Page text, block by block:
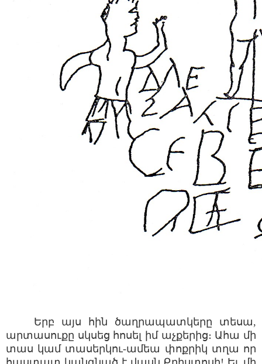
Երբ այս հին ծաղրապատկերը տեսա,
արտասուքը սկսեց հոսել իմ աչքերից։ Ահա մի
տաս կամ տասերկու-ամեա փոքրիկ տղա որ